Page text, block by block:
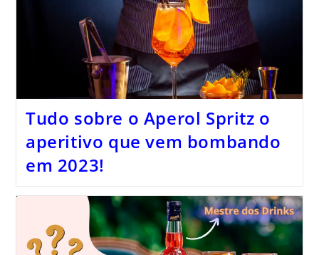
Tudo sobre o Aperol Spritz o
aperitivo que vem bombando
em 2023!